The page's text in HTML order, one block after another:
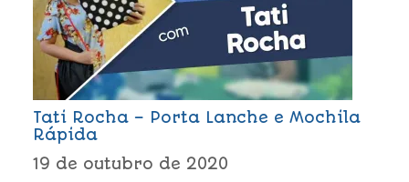
Tati Rocha – Porta Lanche e Mochila
Rápida
19 de outubro de 2020